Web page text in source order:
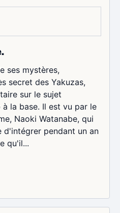
ses mystères,
secret des Yakuzas,
sur le sujet
la base. Il est vu par le
Naoki Watanabe, qui
d'intégrer pendant un an
qu'il...